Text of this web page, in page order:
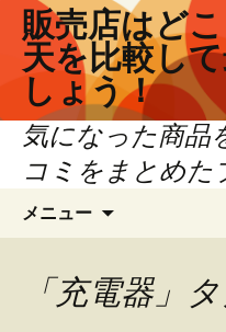
ツ
販売店はど
天を比較し
しょう！
気になった商品
コミをまとめた
メニュー
「充電器」